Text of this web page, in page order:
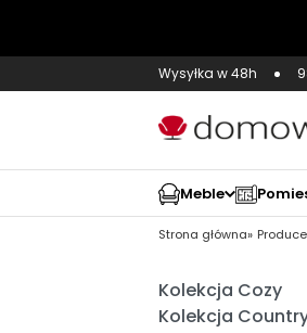
Wysyłka w 48h
Meble
Strona główna
Kolekcja Cozy
Kolekcja